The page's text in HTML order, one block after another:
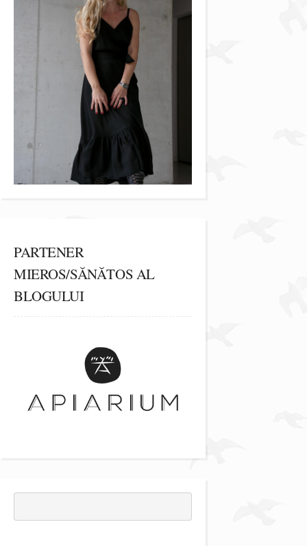
PARTENER
MIEROS/SĂNĂTOS AL
BLOGULUI